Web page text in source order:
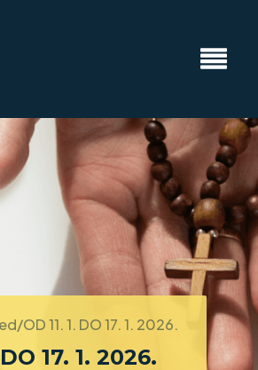
OD 11. 1. DO 17. 1. 2026.
17. 1. 2026.